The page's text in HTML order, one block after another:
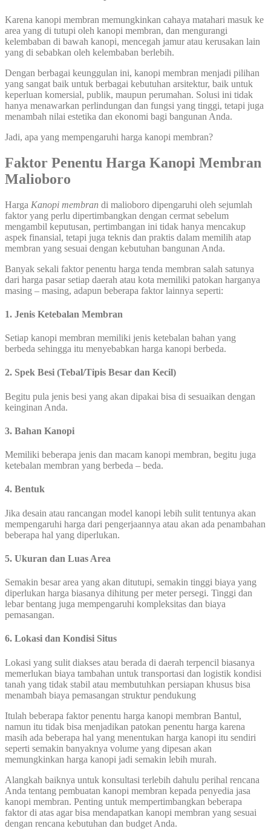
Karena kanopi membran memungkinkan cahaya matahari masuk ke
area yang di tutupi oleh kanopi membran, dan mengurangi
kelembaban di bawah kanopi, mencegah jamur atau kerusakan lain
yang di sebabkan oleh kelembaban berlebih.
Dengan berbagai keunggulan ini, kanopi membran menjadi pilihan
yang sangat baik untuk berbagai kebutuhan arsitektur, baik untuk
keperluan komersial, publik, maupun perumahan. Solusi ini tidak
hanya menawarkan perlindungan dan fungsi yang tinggi, tetapi juga
menambah nilai estetika dan ekonomi bagi bangunan Anda.
Jadi, apa yang mempengaruhi harga kanopi membran?
Faktor Penentu Harga Kanopi Membran
Malioboro
Harga Kanopi membran di malioboro dipengaruhi oleh sejumlah
faktor yang perlu dipertimbangkan dengan cermat sebelum
mengambil keputusan, pertimbangan ini tidak hanya mencakup
aspek finansial, tetapi juga teknis dan praktis dalam memilih atap
membran yang sesuai dengan kebutuhan bangunan Anda.
Banyak sekali faktor penentu harga tenda membran salah satunya
dari harga pasar setiap daerah atau kota memiliki patokan harganya
masing – masing, adapun beberapa faktor lainnya seperti:
1. Jenis Ketebalan Membran
Setiap kanopi membran memiliki jenis ketebalan bahan yang
berbeda sehingga itu menyebabkan harga kanopi berbeda.
2. Spek Besi (Tebal/Tipis Besar dan Kecil)
Begitu pula jenis besi yang akan dipakai bisa di sesuaikan dengan
keinginan Anda.
3. Bahan Kanopi
Memiliki beberapa jenis dan macam kanopi membran, begitu juga
ketebalan membran yang berbeda – beda.
4. Bentuk
Jika desain atau rancangan model kanopi lebih sulit tentunya akan
mempengaruhi harga dari pengerjaannya atau akan ada penambahan
beberapa hal yang diperlukan.
5. Ukuran dan Luas Area
Semakin besar area yang akan ditutupi, semakin tinggi biaya yang
diperlukan harga biasanya dihitung per meter persegi. Tinggi dan
lebar bentang juga mempengaruhi kompleksitas dan biaya
pemasangan.
6. Lokasi dan Kondisi Situs
Lokasi yang sulit diakses atau berada di daerah terpencil biasanya
memerlukan biaya tambahan untuk transportasi dan logistik kondisi
tanah yang tidak stabil atau membutuhkan persiapan khusus bisa
menambah biaya pemasangan struktur pendukung
Itulah beberapa faktor penentu harga kanopi membran Bantul,
namun itu tidak bisa menjadikan patokan penentu harga karena
masih ada beberapa hal yang menentukan harga kanopi itu sendiri
seperti semakin banyaknya volume yang dipesan akan
memungkinkan harga kanopi jadi semakin lebih murah.
Alangkah baiknya untuk konsultasi terlebih dahulu perihal rencana
Anda tentang pembuatan kanopi membran kepada penyedia jasa
kanopi membran. Penting untuk mempertimbangkan beberapa
faktor di atas agar bisa mendapatkan kanopi membran yang sesuai
dengan rencana kebutuhan dan budget Anda.